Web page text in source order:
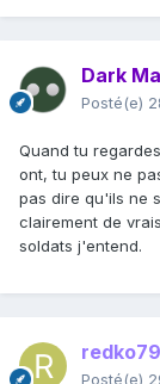
Dark
Posté(e)
Quand tu
ont, tu peux ne
pas dire qu'ils ne
clairement de
soldats j'entend.
redko79
Posté(e)